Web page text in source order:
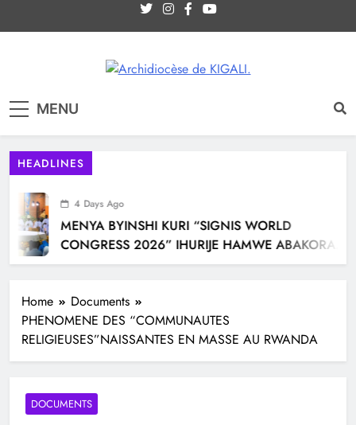
Catholique de KIGALI / RWANDA. Official
MENU
HEADLINES
4 Days Ago
MENYA BYINSHI KURI “SIGNIS WORLD
CONGRESS 2026” IHURIJE HAMWE ABAKORA
MU ITANGAZAMAKURU N’ITUMANAHO RYA
AFURIKA BWA MBERE
Home
Documents
PHENOMENE DES “COMMUNAUTES
RELIGIEUSES”NAISSANTES EN MASSE AU RWANDA
DOCUMENTS